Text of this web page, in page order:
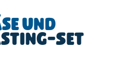
und
Set